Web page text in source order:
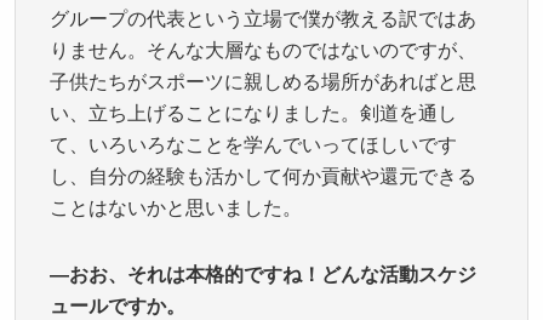
グループの代表という立場で僕が教える訳ではあ
りません。そんな大層なものではないのですが、
子供たちがスポーツに親しめる場所があればと思
い、立ち上げることになりました。剣道を通し
て、いろいろなことを学んでいってほしいです
し、自分の経験も活かして何か貢献や還元できる
ことはないかと思いました。
—おお、それは本格的ですね！どんな活動スケジ
ュールですか。